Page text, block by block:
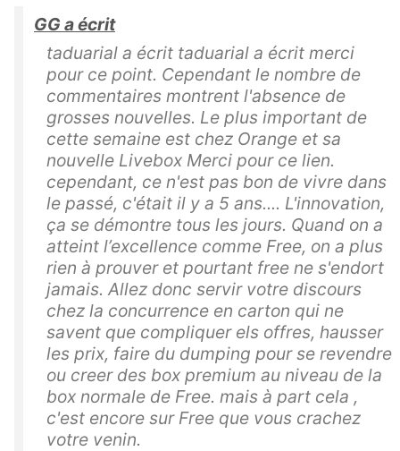
GG a écrit
taduarial a écrit taduarial a écrit merci
pour ce point. Cependant le nombre de
commentaires montrent l'absence de
grosses nouvelles. Le plus important de
cette semaine est chez Orange et sa
nouvelle Livebox Merci pour ce lien.
cependant, ce n'est pas bon de vivre dans
le passé, c'était il y a 5 ans.... L'innovation,
ça se démontre tous les jours. Quand on a
atteint l’excellence comme Free, on a plus
rien à prouver et pourtant free ne s'endort
jamais. Allez donc servir votre discours
chez la concurrence en carton qui ne
savent que compliquer els offres, hausser
les prix, faire du dumping pour se revendre
ou creer des box premium au niveau de la
box normale de Free. mais à part cela ,
c'est encore sur Free que vous crachez
votre venin.